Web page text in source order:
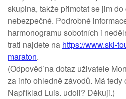
skupina, takže přimotat se jim
nebezpečné. Podrobné
harmonogramu sobotních i
trati najdete na https://www.ski-
maraton.
(Odpověď na dotaz uživatele
za info ohledně závodů. Má
Například Luis. udoli? Děkuji.)